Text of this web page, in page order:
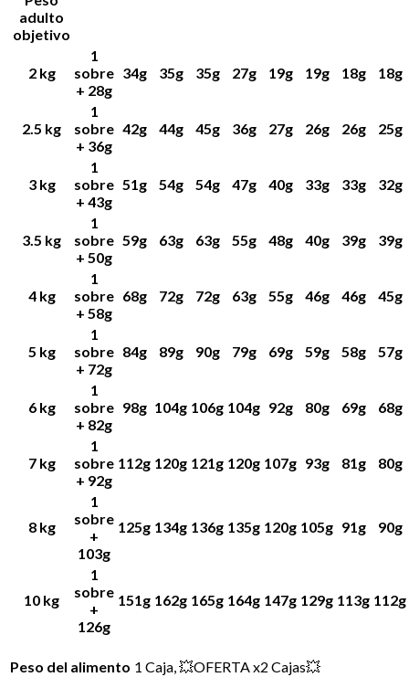
adulto
objetivo
2 kg
1
sobre
+ 28g
34g 35g 35g 27g 19g 19g 18g 18g
2.5 kg
1
sobre
+ 36g
42g 44g 45g 36g 27g 26g 26g 25g
3 kg
1
sobre
+ 43g
51g 54g 54g 47g 40g 33g 33g 32g
3.5 kg
1
sobre
+ 50g
59g 63g 63g 55g 48g 40g 39g 39g
4 kg
1
sobre
+ 58g
68g 72g 72g 63g 55g 46g 46g 45g
5 kg
1
sobre
+ 72g
84g 89g 90g 79g 69g 59g 58g 57g
6 kg
1
sobre
+ 82g
98g 104g 106g 104g 92g 80g 69g 68g
7 kg
1
sobre
+ 92g
112g 120g 121g 120g 107g 93g 81g 80g
8 kg
1
sobre
+
103g
125g 134g 136g 135g 120g 105g 91g 90g
10 kg
1
sobre
+
126g
151g 162g 165g 164g 147g 129g 113g 112g
Peso del alimento 1 Caja, 💥OFERTA x2 Cajas💥